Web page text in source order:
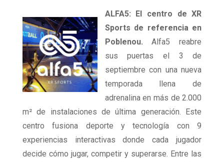
ALFA5: El centro de XR
Sports de referencia en
Poblenou. Alfa5 reabre
sus puertas el 3 de
septiembre con una nueva
temporada llena de
adrenalina en más de 2.000
m² de instalaciones de última generación. Este
centro fusiona deporte y tecnología con 9
experiencias interactivas donde cada jugador
decide cómo jugar, competir y superarse. Entre las